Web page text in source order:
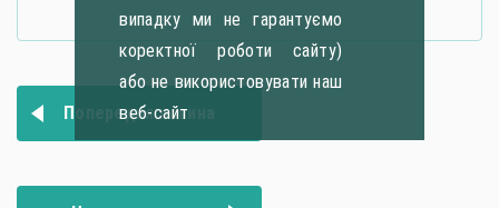
Навігація
записів
Попередня новина
випадку ми не гарантуємо
коректної роботи сайту)
або не використовувати наш
веб-сайт